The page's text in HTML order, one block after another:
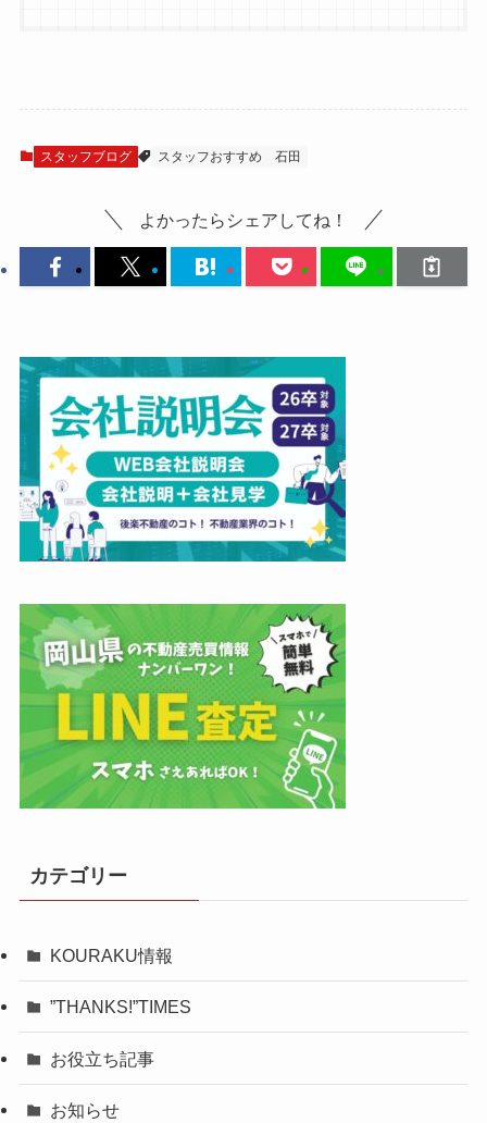
スタッフブログ スタッフおすすめ 石田
よかったらシェアしてね！
カテゴリー
KOURAKU情報
”THANKS!”TIMES
お役立ち記事
お知らせ